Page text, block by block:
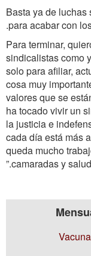
¡¡¡Basta ya de
para acabar con
Para terminar,
sindicalistas como
solo para afiliar,
cosa muy
valores que se
ha tocado vivir un
la justicia e
cada día está más
queda mucho
camaradas y salud.”